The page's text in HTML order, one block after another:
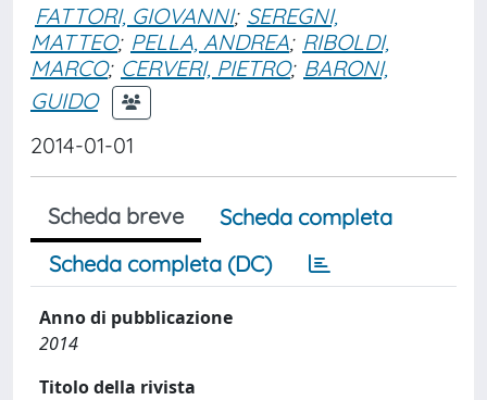
FATTORI, GIOVANNI; SEREGNI,
MATTEO; PELLA, ANDREA; RIBOLDI,
MARCO; CERVERI, PIETRO; BARONI,
GUIDO
2014-01-01
Scheda breve
Scheda completa
Scheda completa (DC)
Anno di pubblicazione
2014
Titolo della rivista